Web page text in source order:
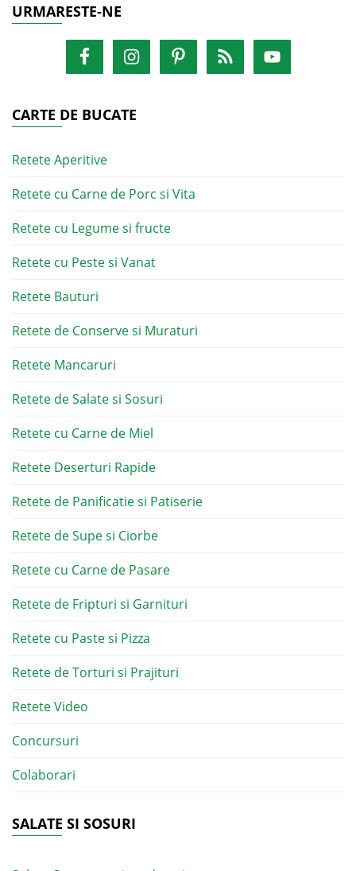
URMARESTE-NE
CARTE DE BUCATE
Retete Aperitive
Retete cu Carne de Porc si Vita
Retete cu Legume si fructe
Retete cu Peste si Vanat
Retete Bauturi
Retete de Conserve si Muraturi
Retete Mancaruri
Retete de Salate si Sosuri
Retete cu Carne de Miel
Retete Deserturi Rapide
Retete de Panificatie si Patiserie
Retete de Supe si Ciorbe
Retete cu Carne de Pasare
Retete de Fripturi si Garnituri
Retete cu Paste si Pizza
Retete de Torturi si Prajituri
Retete Video
Concursuri
Colaborari
SALATE SI SOSURI